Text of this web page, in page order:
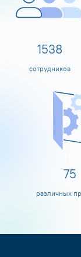
1600
сотрудников
80
различных